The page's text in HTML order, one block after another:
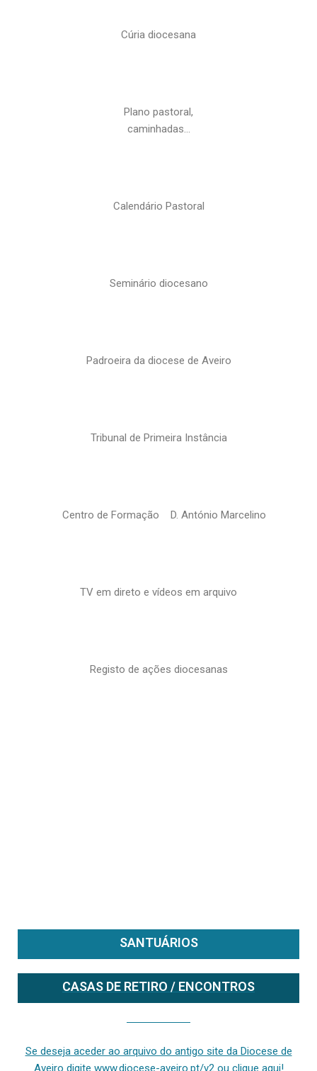
Cúria diocesana
Plano pastoral,
caminhadas…
Calendário Pastoral
Seminário diocesano
Padroeira da diocese de Aveiro
Tribunal de Primeira Instância
Centro de Formação D. António Marcelino
TV em direto e vídeos em arquivo
Registo de ações diocesanas
SANTUÁRIOS
CASAS DE RETIRO / ENCONTROS
Se deseja aceder ao arquivo do antigo site da Diocese de
Aveiro digite www.diocese-aveiro.pt/v2 ou clique aqui!